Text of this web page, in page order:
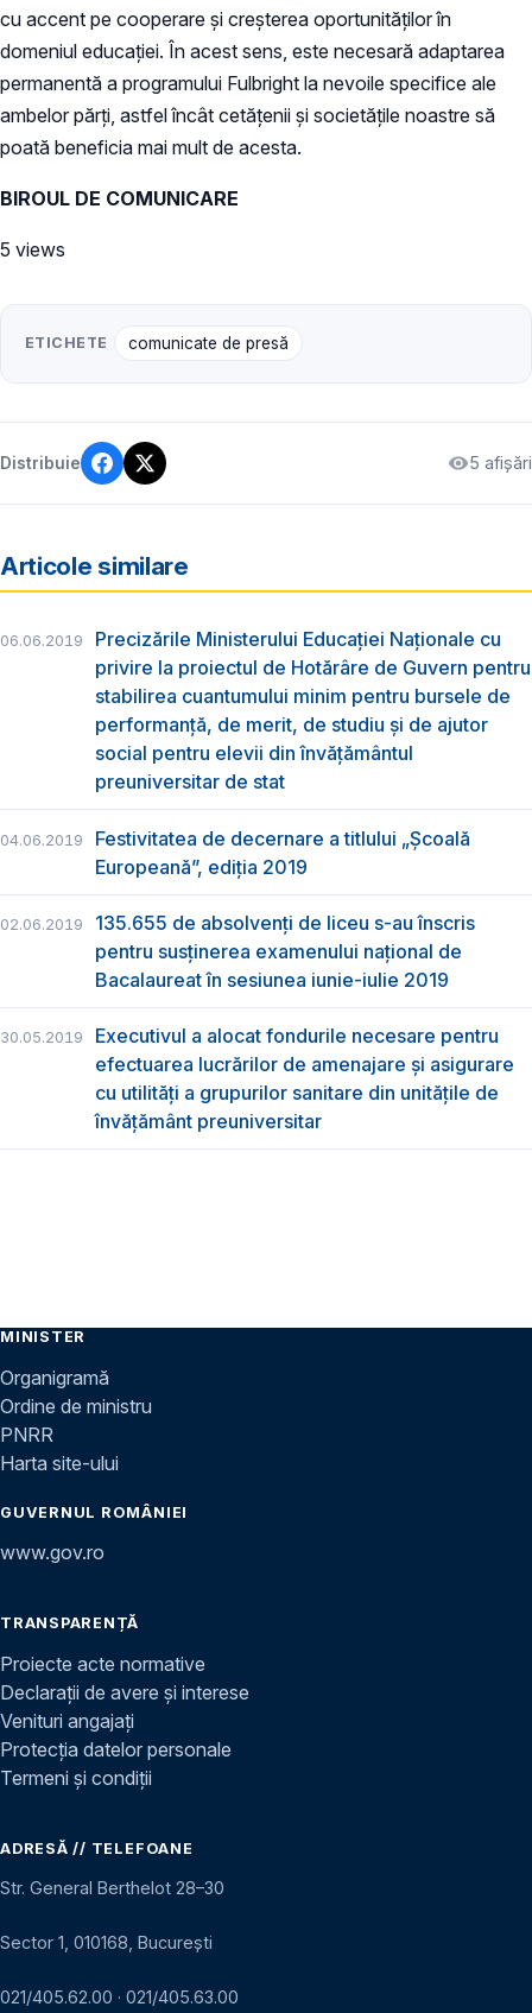
cu accent pe cooperare și creșterea oportunităților în
domeniul educației. În acest sens, este necesară adaptarea
permanentă a programului Fulbright la nevoile specifice ale
ambelor părți, astfel încât cetățenii și societățile noastre să
poată beneficia mai mult de acesta.
BIROUL DE COMUNICARE
5 views
ETICHETE comunicate de presă
Distribuie 5 afișări
Articole similare
06.06.2019
Precizările Ministerului Educației Naționale cu
privire la proiectul de Hotărâre de Guvern pentru
stabilirea cuantumului minim pentru bursele de
performanță, de merit, de studiu și de ajutor
social pentru elevii din învățământul
preuniversitar de stat
04.06.2019
Festivitatea de decernare a titlului „Şcoală
Europeană”, ediția 2019
02.06.2019
135.655 de absolvenţi de liceu s-au înscris
pentru susţinerea examenului naţional de
Bacalaureat în sesiunea iunie-iulie 2019
30.05.2019
Executivul a alocat fondurile necesare pentru
efectuarea lucrărilor de amenajare și asigurare
cu utilități a grupurilor sanitare din unitățile de
învățământ preuniversitar
MINISTER
Organigramă
Ordine de ministru
PNRR
Harta site-ului
GUVERNUL ROMÂNIEI
www.gov.ro
TRANSPARENȚĂ
Proiecte acte normative
Declarații de avere și interese
Venituri angajați
Protecția datelor personale
Termeni și condiții
ADRESĂ // TELEFOANE
Str. General Berthelot 28–30
Sector 1, 010168, București
021/405.62.00 · 021/405.63.00